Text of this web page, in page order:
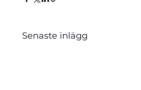
Senaste inlägg